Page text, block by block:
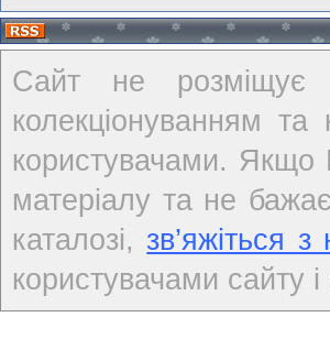
Сайт не розміщує
колекціонуванням
користувачами. Якщо
матеріалу та не
каталозі,зв’яжіться
користувачами сайту і